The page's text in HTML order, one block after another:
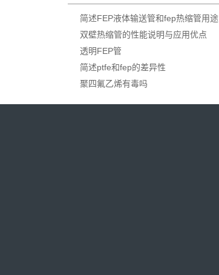
简述FEP液体输送管和fep热缩管用途
双壁热缩管的性能说明与应用优点
透明FEP管
简述ptfe和fep的差异性
聚四氟乙烯有毒吗